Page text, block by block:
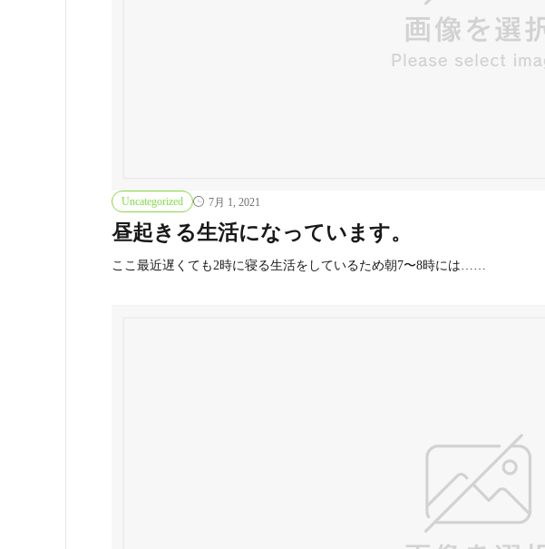
Uncategorized 7月 1, 2021
昼起きる生活になっています。
ここ最近遅くても2時に寝る生活をしているため朝7〜8時には……